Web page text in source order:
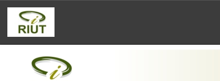
Skip
navigation